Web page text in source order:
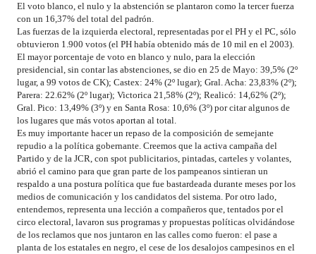
El voto blanco, el nulo y la abstención se plantaron como la tercer fuerza
con un 16,37% del total del padrón.
Las fuerzas de la izquierda electoral, representadas por el PH y el PC, sólo
obtuvieron 1.900 votos (el PH había obtenido más de 10 mil en el 2003).
El mayor porcentaje de voto en blanco y nulo, para la elección
presidencial, sin contar las abstenciones, se dio en 25 de Mayo: 39,5% (2º
lugar, a 99 votos de CK); Castex: 24% (2º lugar); Gral. Acha: 23,83% (2º);
Parera: 22.62% (2º lugar); Victorica 21,58% (2º); Realicó: 14,62% (2º);
Gral. Pico: 13,49% (3º) y en Santa Rosa: 10,6% (3º) por citar algunos de
los lugares que más votos aportan al total.
Es muy importante hacer un repaso de la composición de semejante
repudio a la política gobernante. Creemos que la activa campaña del
Partido y de la JCR, con spot publicitarios, pintadas, carteles y volantes,
abrió el camino para que gran parte de los pampeanos sintieran un
respaldo a una postura política que fue bastardeada durante meses por los
medios de comunicación y los candidatos del sistema. Por otro lado,
entendemos, representa una lección a compañeros que, tentados por el
circo electoral, lavaron sus programas y propuestas políticas olvidándose
de los reclamos que nos juntaron en las calles como fueron: el pase a
planta de los estatales en negro, el cese de los desalojos campesinos en el